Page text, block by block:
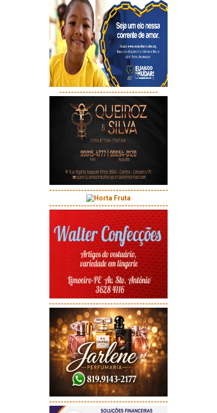
----------------------------------
-----------------------------------------
-----------------------------------------
-----------------------------------------
-----------------------------------------